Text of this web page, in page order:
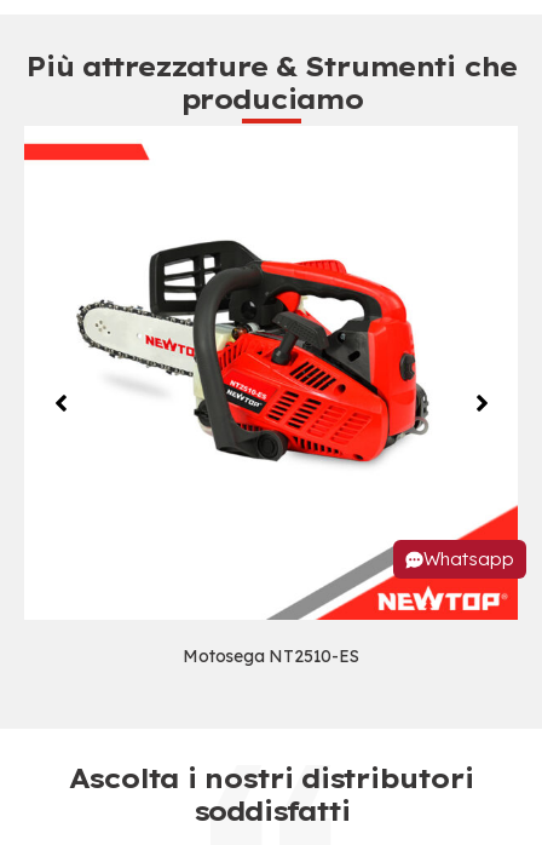
Più attrezzature & Strumenti che
produciamo
Motosega NT2510-ES
Ascolta i nostri distributori
soddisfatti
Whatsapp